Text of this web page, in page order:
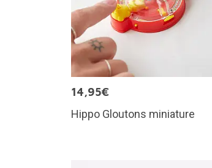
14,95€
Hippo Gloutons miniature